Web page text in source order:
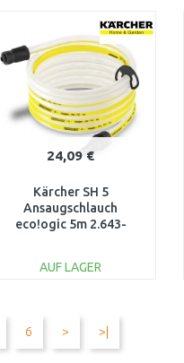
Vergleichen
24,09 €
Kärcher SH 5
Ansaugschlauch
eco!ogic 5m 2.643-
AUF LAGER
Vergleichen
6 > >|